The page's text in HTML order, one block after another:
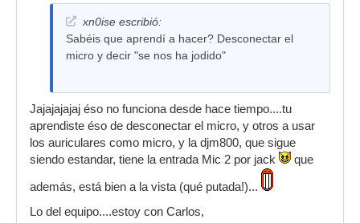
xn0ise escribió:
Sabéis que aprendí a hacer? Desconectar el
micro y decir "se nos ha jodido"
Jajajajajaj éso no funciona desde hace tiempo....tu
aprendiste éso de desconectar el micro, y otros a usar
los auriculares como micro, y la djm800, que sigue
siendo estandar, tiene la entrada Mic 2 por jack
que
además, está bien a la vista (qué putada!)...
Lo del equipo....estoy con Carlos,